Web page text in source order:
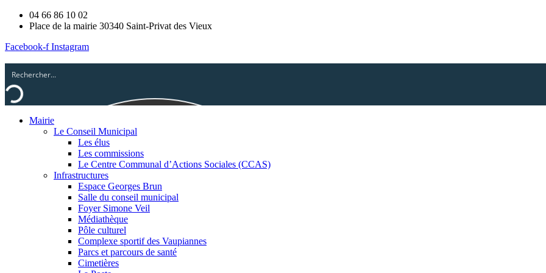
04 66 86 10 02
Place de la mairie 30340 Saint-Privat des Vieux
Facebook-f Instagram
Mairie
Le Conseil Municipal
Les élus
Les commissions
Le Centre Communal d’Actions Sociales (CCAS)
Infrastructures
Espace Georges Brun
Salle du conseil municipal
Foyer Simone Veil
Médiathèque
Pôle culturel
Complexe sportif des Vaupiannes
Parcs et parcours de santé
Cimetières